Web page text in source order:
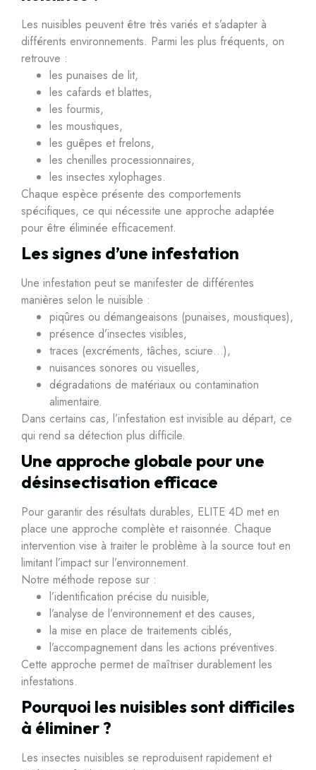
Les nuisibles peuvent être très variés et s’adapter à
différents environnements. Parmi les plus fréquents, on
retrouve :
les punaises de lit,
les cafards et blattes,
les fourmis,
les moustiques,
les guêpes et frelons,
les chenilles processionnaires,
les insectes xylophages.
Chaque espèce présente des comportements
spécifiques, ce qui nécessite une approche adaptée
pour être éliminée efficacement.
Les signes d’une infestation
Une infestation peut se manifester de différentes
manières selon le nuisible :
piqûres ou démangeaisons (punaises, moustiques),
présence d’insectes visibles,
traces (excréments, tâches, sciure…),
nuisances sonores ou visuelles,
dégradations de matériaux ou contamination
alimentaire.
Dans certains cas, l’infestation est invisible au départ, ce
qui rend sa détection plus difficile.
Une approche globale pour une
désinsectisation efficace
Pour garantir des résultats durables, ELITE 4D met en
place une approche complète et raisonnée. Chaque
intervention vise à traiter le problème à la source tout en
limitant l’impact sur l’environnement.
Notre méthode repose sur :
l’identification précise du nuisible,
l’analyse de l’environnement et des causes,
la mise en place de traitements ciblés,
l’accompagnement dans les actions préventives.
Cette approche permet de maîtriser durablement les
infestations.
Pourquoi les nuisibles sont difficiles
à éliminer ?
Les insectes nuisibles se reproduisent rapidement et